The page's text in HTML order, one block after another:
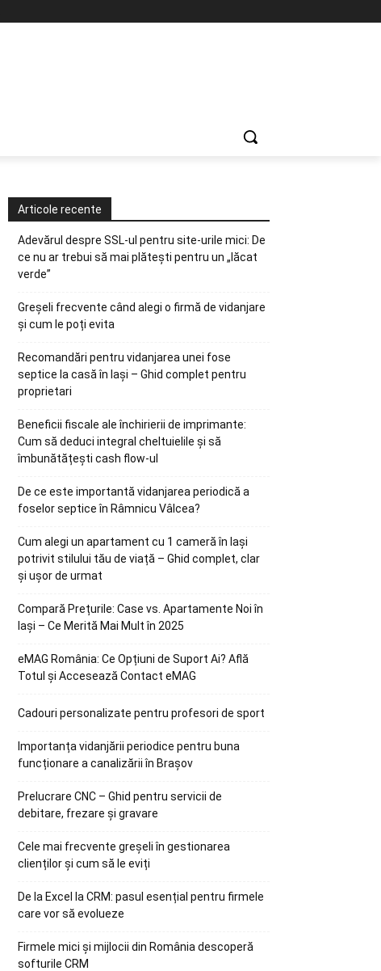
Articole recente
Adevărul despre SSL-ul pentru site-urile mici: De
ce nu ar trebui să mai plătești pentru un „lăcat
verde”
Greșeli frecvente când alegi o firmă de vidanjare
și cum le poți evita
Recomandări pentru vidanjarea unei fose
septice la casă în Iași – Ghid complet pentru
proprietari
Beneficii fiscale ale închirierii de imprimante:
Cum să deduci integral cheltuielile și să
îmbunătățești cash flow-ul
De ce este importantă vidanjarea periodică a
foselor septice în Râmnicu Vâlcea?
Cum alegi un apartament cu 1 cameră în Iași
potrivit stilului tău de viață – Ghid complet, clar
și ușor de urmat
Compară Prețurile: Case vs. Apartamente Noi în
Iași – Ce Merită Mai Mult în 2025
eMAG România: Ce Opțiuni de Suport Ai? Află
Totul și Accesează Contact eMAG
Cadouri personalizate pentru profesori de sport
Importanța vidanjării periodice pentru buna
funcționare a canalizării în Brașov
Prelucrare CNC – Ghid pentru servicii de
debitare, frezare și gravare
Cele mai frecvente greșeli în gestionarea
clienților și cum să le eviți
De la Excel la CRM: pasul esențial pentru firmele
care vor să evolueze
Firmele mici și mijlocii din România descoperă
softurile CRM